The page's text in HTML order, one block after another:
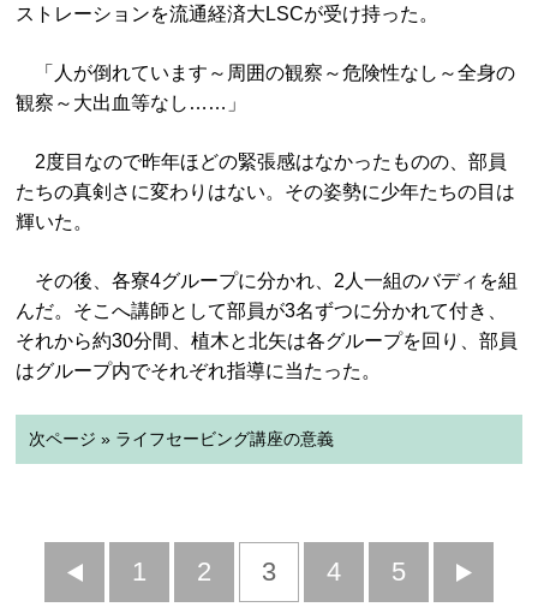
ストレーションを流通経済大LSCが受け持った。
「人が倒れています～周囲の観察～危険性なし～全身の
観察～大出血等なし……」
2度目なので昨年ほどの緊張感はなかったものの、部員
たちの真剣さに変わりはない。その姿勢に少年たちの目は
輝いた。
その後、各寮4グループに分かれ、2人一組のバディを組
んだ。そこへ講師として部員が3名ずつに分かれて付き、
それから約30分間、植木と北矢は各グループを回り、部員
はグループ内でそれぞれ指導に当たった。
次ページ » ライフセービング講座の意義
前
1 2 3 4 5